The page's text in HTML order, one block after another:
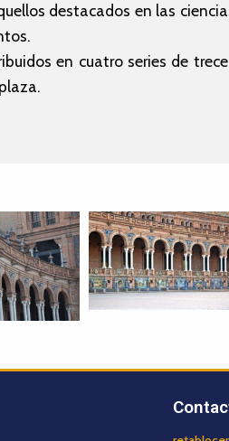
destacados en las
en cuatro series de